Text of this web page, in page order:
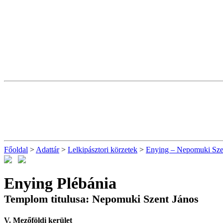
Főoldal > Adattár> Lelkipásztori körzetek > Enying – Nepomuki
Enying Plébánia
Templom titulusa: Nepomuki Szent János
V. Mezőföldi kerület